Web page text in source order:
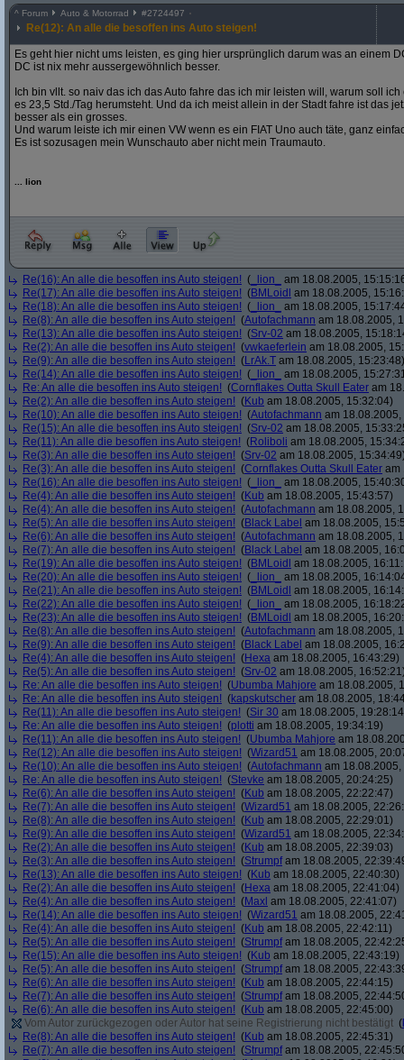
^ Forum Auto & Motorrad #2724497
Re(12): An alle die besoffen ins Auto steigen!
Es geht hier nicht ums leisten, es ging hier ursprünglich darum was an einem
DC ist nix mehr aussergewöhnlich besser.
Ich bin vllt. so naiv das ich das Auto fahre das ich mir leisten will, warum soll
es 23,5 Std./Tag herumsteht. Und da ich meist allein in der Stadt fahre ist das
besser als ein grosses.
Und warum leiste ich mir einen VW wenn es ein FIAT Uno auch täte, ganz
Es ist sozusagen mein Wunschauto aber nicht mein Traumauto.
... lion
Re(16): An alle die besoffen ins Auto steigen! ( _lion_
am 18.08.2005,
Re(17): An alle die besoffen ins Auto steigen! (BMLoidl am 18.08.2005,
Re(18): An alle die besoffen ins Auto steigen! ( _lion_
am 18.08.2005,
Re(8): An alle die besoffen ins Auto steigen! (Autofachmann am 18.08.2005,
Re(13): An alle die besoffen ins Auto steigen! (Srv-02 am 18.08.2005,
Re(2): An alle die besoffen ins Auto steigen! (vwkaeferlein am 18.08.2005,
Re(9): An alle die besoffen ins Auto steigen! (LrAk.T am 18.08.2005, 15:23:48)
Re(14): An alle die besoffen ins Auto steigen! ( _lion_
am 18.08.2005,
Re: An alle die besoffen ins Auto steigen! (Cornflakes Outta Skull Eater am
Re(2): An alle die besoffen ins Auto steigen! (Kub am 18.08.2005, 15:32:04)
Re(10): An alle die besoffen ins Auto steigen! (Autofachmann am
Re(15): An alle die besoffen ins Auto steigen! (Srv-02 am 18.08.2005,
Re(11): An alle die besoffen ins Auto steigen! (Roliboli am 18.08.2005,
Re(3): An alle die besoffen ins Auto steigen! (Srv-02 am 18.08.2005,
Re(3): An alle die besoffen ins Auto steigen! (Cornflakes Outta Skull Eater am
Re(16): An alle die besoffen ins Auto steigen! ( _lion_
am 18.08.2005,
Re(4): An alle die besoffen ins Auto steigen! (Kub am 18.08.2005, 15:43:57)
Re(4): An alle die besoffen ins Auto steigen! (Autofachmann am 18.08.2005,
Re(5): An alle die besoffen ins Auto steigen! (Black Label am 18.08.2005,
Re(6): An alle die besoffen ins Auto steigen! (Autofachmann am 18.08.2005,
Re(7): An alle die besoffen ins Auto steigen! (Black Label am 18.08.2005,
Re(19): An alle die besoffen ins Auto steigen! (BMLoidl am 18.08.2005,
Re(20): An alle die besoffen ins Auto steigen! ( _lion_
am 18.08.2005,
Re(21): An alle die besoffen ins Auto steigen! (BMLoidl am 18.08.2005,
Re(22): An alle die besoffen ins Auto steigen! ( _lion_
am 18.08.2005,
Re(23): An alle die besoffen ins Auto steigen! (BMLoidl am 18.08.2005,
Re(8): An alle die besoffen ins Auto steigen! (Autofachmann am 18.08.2005,
Re(9): An alle die besoffen ins Auto steigen! (Black Label am 18.08.2005,
Re(4): An alle die besoffen ins Auto steigen! (Hexa am 18.08.2005, 16:43:29)
Re(5): An alle die besoffen ins Auto steigen! (Srv-02 am 18.08.2005,
Re: An alle die besoffen ins Auto steigen! (Ubumba Mahjore am 18.08.2005,
Re: An alle die besoffen ins Auto steigen! (kapskutscher am 18.08.2005,
Re(11): An alle die besoffen ins Auto steigen! (Sir 30 am 18.08.2005,
Re: An alle die besoffen ins Auto steigen! (plotti am 18.08.2005, 19:34:19)
Re(11): An alle die besoffen ins Auto steigen! (Ubumba Mahjore am
Re(12): An alle die besoffen ins Auto steigen! (Wizard51 am 18.08.2005,
Re(10): An alle die besoffen ins Auto steigen! (Autofachmann am
Re: An alle die besoffen ins Auto steigen! (Stevke am 18.08.2005, 20:24:25)
Re(6): An alle die besoffen ins Auto steigen! (Kub am 18.08.2005, 22:22:47)
Re(7): An alle die besoffen ins Auto steigen! (Wizard51 am 18.08.2005,
Re(8): An alle die besoffen ins Auto steigen! (Kub am 18.08.2005, 22:29:01)
Re(9): An alle die besoffen ins Auto steigen! (Wizard51 am 18.08.2005,
Re(2): An alle die besoffen ins Auto steigen! (Kub am 18.08.2005, 22:39:03)
Re(3): An alle die besoffen ins Auto steigen! (Strumpfam 18.08.2005,
Re(13): An alle die besoffen ins Auto steigen! (Kub am 18.08.2005, 22:40:30)
Re(2): An alle die besoffen ins Auto steigen! (Hexa am 18.08.2005, 22:41:04)
Re(4): An alle die besoffen ins Auto steigen! (Maxl am 18.08.2005, 22:41:07)
Re(14): An alle die besoffen ins Auto steigen! (Wizard51 am 18.08.2005,
Re(4): An alle die besoffen ins Auto steigen! (Kub am 18.08.2005, 22:42:11)
Re(5): An alle die besoffen ins Auto steigen! (Strumpfam 18.08.2005,
Re(15): An alle die besoffen ins Auto steigen! (Kub am 18.08.2005, 22:43:19)
Re(5): An alle die besoffen ins Auto steigen! (Strumpfam 18.08.2005,
Re(6): An alle die besoffen ins Auto steigen! (Kub am 18.08.2005, 22:44:15)
Re(7): An alle die besoffen ins Auto steigen! (Strumpfam 18.08.2005,
Re(6): An alle die besoffen ins Auto steigen! (Kub am 18.08.2005, 22:45:00)
Vom Autor zurückgezogen oder Autor hat seine Registrierung nicht bestätigt (
Re(8): An alle die besoffen ins Auto steigen! (Kub am 18.08.2005, 22:45:31)
Re(7): An alle die besoffen ins Auto steigen! (Strumpfam 18.08.2005,